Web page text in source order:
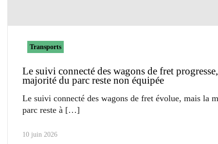
Transports
Le suivi connecté des wagons de fret
majorité du parc reste non équipée
Le suivi connecté des wagons de fret évolue, mais la
parc reste à
10 juin 2026